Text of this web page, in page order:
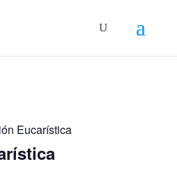
Eucarística